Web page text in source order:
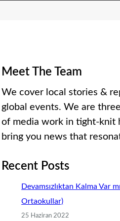
Meet The Team
We cover local stories &
global events. We are
of media work in tight-knit
bring you news that
Recent Posts
Devamsızlıktan Kalma Var
Ortaokullar)
25 Haziran 2022